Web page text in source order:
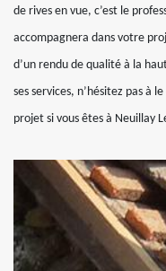
de rives en vue, c’est le
accompagnera dans votre
d’un rendu de qualité à la
ses services, n’hésitez pas à
projet si vous êtes à Neuillay